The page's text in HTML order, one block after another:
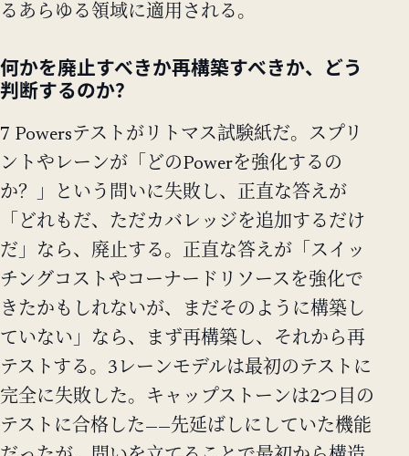
るあらゆる領域に適用される。
何かを廃止すべきか再構築すべきか、どう
判断するのか？
7 Powersテストがリトマス試験紙だ。スプリ
ントやレーンが「どのPowerを強化するの
か？」という問いに失敗し、正直な答えが
「どれもだ、ただカバレッジを追加するだけ
だ」なら、廃止する。正直な答えが「スイッ
チングコストやコーナードリソースを強化で
きたかもしれないが、まだそのように構築し
ていない」なら、まず再構築し、それから再
テストする。3レーンモデルは最初のテストに
完全に失敗した。キャップストーンは2つ目の
テストに合格した——先延ばしにしていた機能